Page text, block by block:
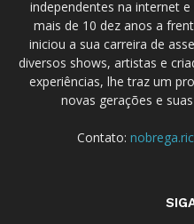
independentes na internet
mais de 10 dez anos a
iniciou a sua carreira de
diversos shows, artistas e
experiências, lhe traz um
novas gerações e
Contato: